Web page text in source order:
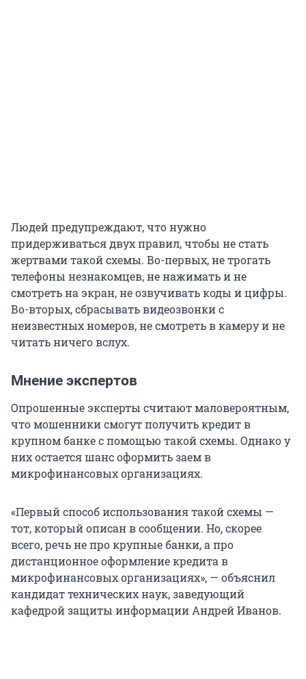
Людей предупреждают, что нужно
придерживаться двух правил, чтобы не стать
жертвами такой схемы. Во-первых, не трогать
телефоны незнакомцев, не нажимать и не
смотреть на экран, не озвучивать коды и цифры.
Во-вторых, сбрасывать видеозвонки с
неизвестных номеров, не смотреть в камеру и не
читать ничего вслух.
Мнение экспертов
Опрошенные эксперты считают маловероятным,
что мошенники смогут получить кредит в
крупном банке с помощью такой схемы. Однако у
них остается шанс оформить заем в
микрофинансовых организациях.
«Первый способ использования такой схемы —
тот, который описан в сообщении. Но, скорее
всего, речь не про крупные банки, а про
дистанционное оформление кредита в
микрофинансовых организациях», — объяснил
кандидат технических наук, заведующий
кафедрой защиты информации Андрей Иванов.